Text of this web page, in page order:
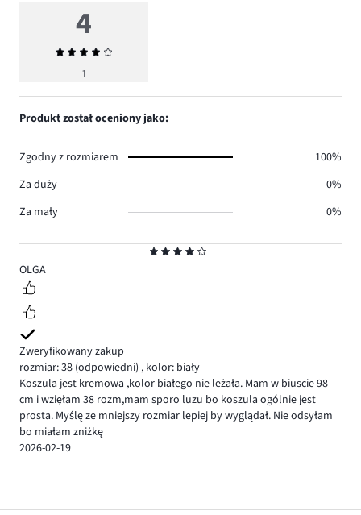
4
OLGA
Zweryfikowany zakup
rozmiar: 38 (odpowiedni) , kolor: biały
Koszula jest kremowa ,kolor białego nie leżała. Mam w biuscie 98
cm i wzięłam 38 rozm,mam sporo luzu bo koszula ogólnie jest
prosta. Myślę ze mniejszy rozmiar lepiej by wyglądał. Nie odsyłam
bo miałam zniżkę
2026-02-19
4
Średnia
ocena
1
Produkt został oceniony jako:
Zgodny z rozmiarem
100%
Za duży
0%
Za mały
0%